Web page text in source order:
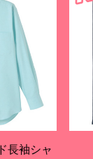
長袖シャ